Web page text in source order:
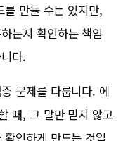
만들 수는 있지만,
는지 확인하는 책임
다.
문제를 다룹니다. 에
때, 그 말만 믿지 않고
인하게 만드는 것입